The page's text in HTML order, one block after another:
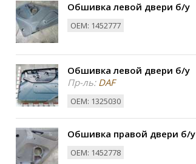
Обшивка левой двери б/у
ОЕМ: 1452777
Обшивка левой двери б/у
Пр-ль:DAF
ОЕМ: 1325030
Обшивка правой двери б/у
ОЕМ: 1452778